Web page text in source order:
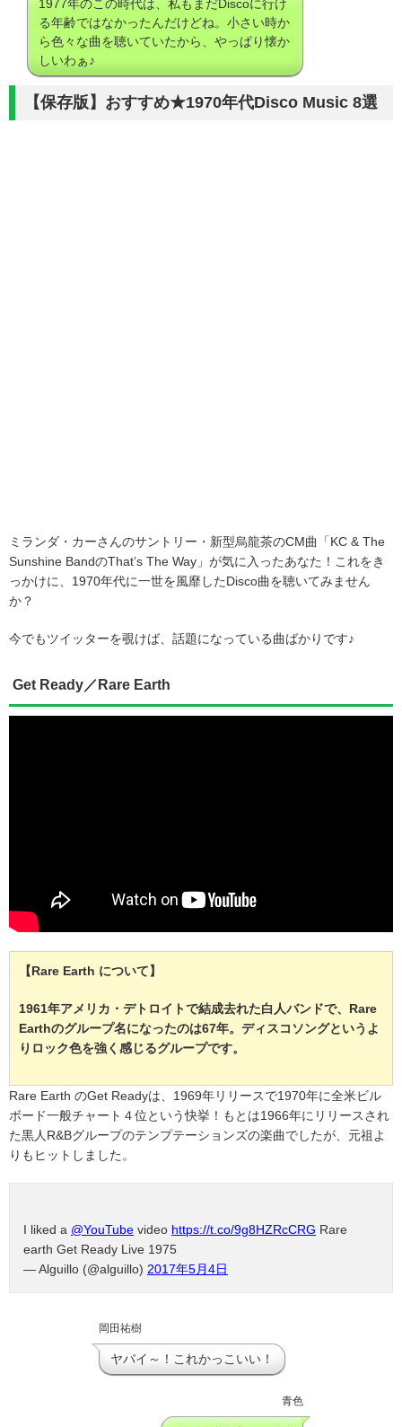
1977年のこの時代は、私もまだDiscoに行け
る年齢ではなかったんだけどね。小さい時か
ら色々な曲を聴いていたから、やっぱり懐か
しいわぁ♪
【保存版】おすすめ★1970年代Disco Music 8選
ミランダ・カーさんのサントリー・新型烏龍茶のCM曲「KC & The
Sunshine BandのThat’s The Way」が気に入ったあなた！これをき
っかけに、1970年代に一世を風靡したDisco曲を聴いてみません
か？
今でもツイッターを覗けば、話題になっている曲ばかりです♪
Get Ready／Rare Earth
【Rare Earth について】
1961年アメリカ・デトロイトで結成去れた白人バンドで、Rare
Earthのグループ名になったのは67年。ディスコソングというよ
りロック色を強く感じるグループです。
Rare Earth のGet Readyは、1969年リリースで1970年に全米ビル
ボード一般チャート４位という快挙！もとは1966年にリリースされ
た黒人R&Bグループのテンプテーションズの楽曲でしたが、元祖よ
りもヒットしました。
I liked a @YouTube video https://t.co/9g8HZRcCRG Rare
earth Get Ready Live 1975
— Alguillo (@alguillo) 2017年5月4日
岡田祐樹
ヤバイ～！これかっこいい！
青色